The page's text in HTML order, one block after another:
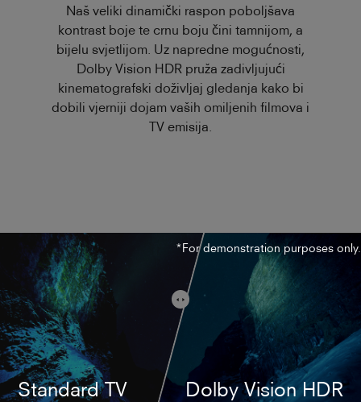
Naš veliki dinamički raspon poboljšava
kontrast boje te crnu boju čini tamnijom, a
bijelu svjetlijom. Uz napredne mogućnosti,
Dolby Vision HDR pruža zadivljujući
kinematografski doživljaj gledanja kako bi
dobili vjerniji dojam vaših omiljenih filmova i
TV emisija.
*For demonstration purposes only.
Dolby Vision HDR
Standard TV